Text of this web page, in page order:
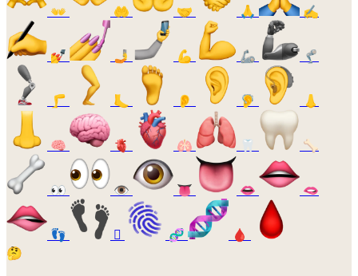
👐 🤲 🤝 🙏 ✍️
💅 🤳 💪 🦾 🦿
🦵 🦶 👂 🦻 👃
🧠 🫀 🫁 🦷 🦴
👀 👁️ 👅 👄 🫦
👣 🫆 🧬
🩸
🤔